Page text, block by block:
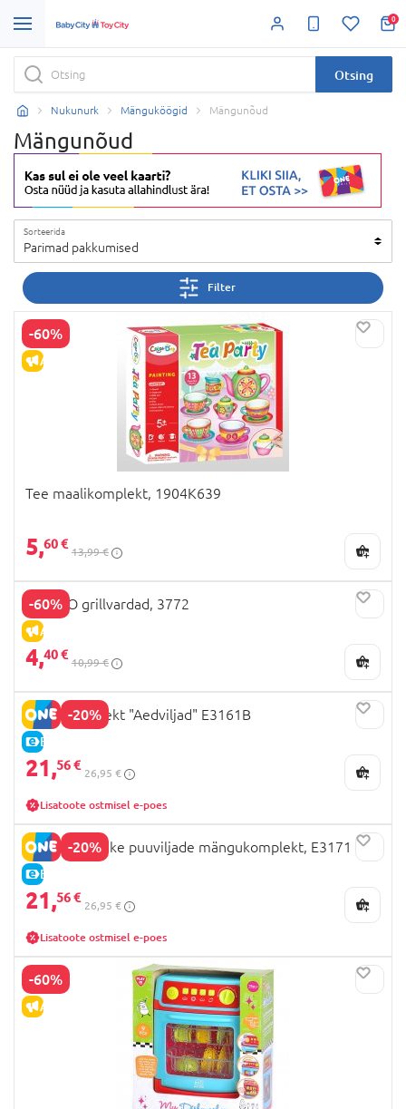
0
Otsing
Nukunurk Mänguköögid Mängunõud
Mängunõud
Sorteerida
Parimad pakkumised
Filter
-60%
ALLAHINDLUS
Tee maalikomplekt, 1904K639
5,60 €
13,99 €
-60%
ALLAHINDLUS
PLAYGO grillvardad, 3772
4,40 €
10,99 €
-20%
E-HIND
HAPE komplekt "Aedviljad" E3161B
21,56 €
26,95 €
Lisatoote ostmisel e-poes
-20%
E-HIND
HAPE Tervislike puuviljade mängukomplekt, E3171
21,56 €
26,95 €
Lisatoote ostmisel e-poes
-60%
ALLAHINDLUS